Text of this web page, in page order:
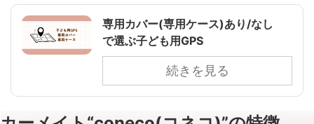
専用カバー(専用ケース)あり/なし
で選ぶ子ども用GPS
続きを見る